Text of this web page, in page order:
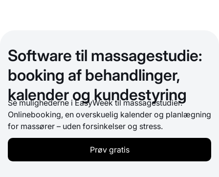
Software til massagestudie:
booking af behandlinger,
kalender og kundestyring
Se mulighederne i EasyWeek til massagestudier.
Onlinebooking, en overskuelig kalender og planlægning
for massører – uden forsinkelser og stress.
Prøv gratis